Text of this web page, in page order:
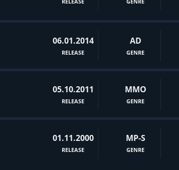
06.01.2014
RELEASE
AD
GENRE
05.10.2011
RELEASE
MMO
GENRE
01.11.2000
RELEASE
MP-S
GENRE